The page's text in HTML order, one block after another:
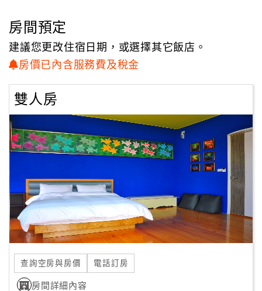
地
圖
顧
務
顧
訂
單
管
理
房間預定
建議您更改住宿日期，或選擇其它飯店。
房價已內含服務費及稅金
雙人房
查詢空房與房價 電話訂房
房間詳細內容